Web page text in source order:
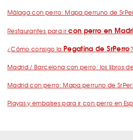
Málaga con perro: Mapa perruno de
Restaurantes para ircon perro en
¿Cómo consigo la Pegatina de SrPerro?
Madrid / Barcelona con perro: los libros
Madrid con perro: Mapa perruno de
Playas y embalses para ir con perro en